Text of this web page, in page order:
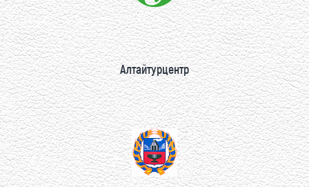
Алтайтурцентр